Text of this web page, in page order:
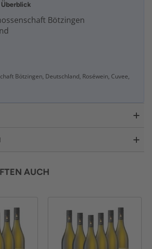
Bötzingen
Bötzingen, Deutschland, Roséwein, Cuvee,
AUCH